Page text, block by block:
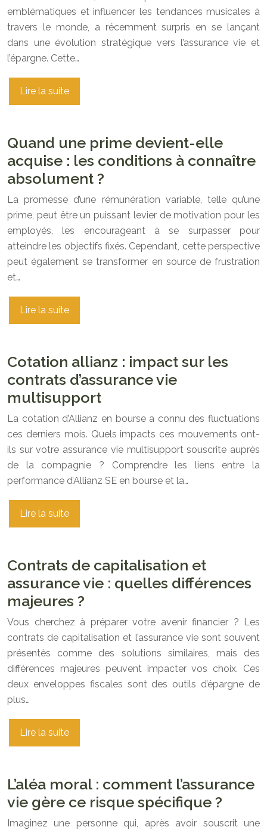
emblématiques et influencer les tendances musicales à
travers le monde, a récemment surpris en se lançant
dans une évolution stratégique vers l’assurance vie et
l’épargne. Cette…
Lire la suite
Quand une prime devient-elle
acquise : les conditions à connaître
absolument ?
La promesse d’une rémunération variable, telle qu’une
prime, peut être un puissant levier de motivation pour les
employés, les encourageant à se surpasser pour
atteindre les objectifs fixés. Cependant, cette perspective
peut également se transformer en source de frustration
et…
Lire la suite
Cotation allianz : impact sur les
contrats d’assurance vie
multisupport
La cotation d’Allianz en bourse a connu des fluctuations
ces derniers mois. Quels impacts ces mouvements ont-
ils sur votre assurance vie multisupport souscrite auprès
de la compagnie ? Comprendre les liens entre la
performance d’Allianz SE en bourse et la…
Lire la suite
Contrats de capitalisation et
assurance vie : quelles différences
majeures ?
Vous cherchez à préparer votre avenir financier ? Les
contrats de capitalisation et l’assurance vie sont souvent
présentés comme des solutions similaires, mais des
différences majeures peuvent impacter vos choix. Ces
deux enveloppes fiscales sont des outils d’épargne de
plus…
Lire la suite
L’aléa moral : comment l’assurance
vie gère ce risque spécifique ?
Imaginez une personne qui, après avoir souscrit une